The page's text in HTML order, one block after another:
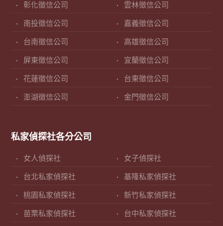
彰化徵信公司 雲林徵信公司
南投徵信公司 嘉義徵信公司
台南徵信公司 高雄徵信公司
屏東徵信公司 宜蘭徵信公司
花蓮徵信公司 台東徵信公司
澎湖徵信公司 金門徵信公司
私家偵探社各分公司
女人偵探社 女子偵探社
台北私家偵探社 基隆私家偵探社
桃園私家偵探社 新竹私家偵探社
苗栗私家偵探社 台中私家偵探社